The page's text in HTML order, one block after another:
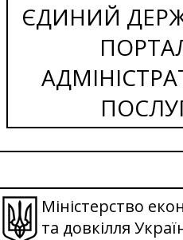
ЄДИНИЙ
Міністерство
та довкілля